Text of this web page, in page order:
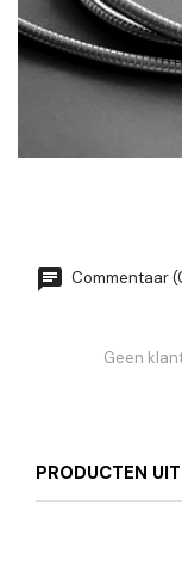
Commentaar
Geen
PRODUCTEN